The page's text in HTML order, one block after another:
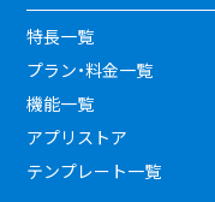
特長一覧
プラン・料金一覧
機能一覧
アプリストア
テンプレート一覧